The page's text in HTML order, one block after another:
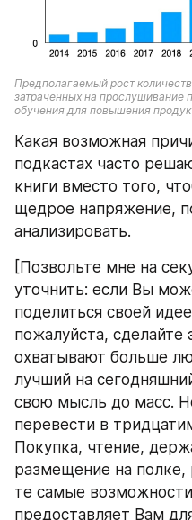
Предполагаемый рост
затраченных на прослушивание
обучения для повышения
Какая возможная
подкастах часто
книги вместо того,
щедрое напряжение,
анализировать.
[Позвольте мне на
уточнить: если Вы
поделиться своей
пожалуйста,
охватывают больше
лучший на
свою мысль до масс.
перевести в
Покупка, чтение,
размещение на полке,
те самые
предоставляет Вам